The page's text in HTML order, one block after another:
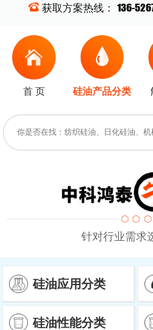
获取方案热线： 136-
首 页 硅油产品分类
针对行业需求
硅油应用分类
硅油性能分类